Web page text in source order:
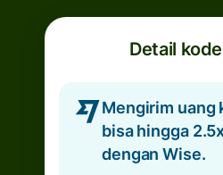
Detail
Mengirim uang
bisa hingga
dengan Wise.